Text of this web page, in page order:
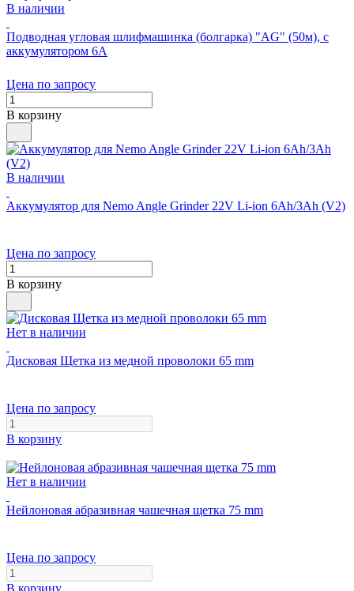
В наличии
Подводная угловая шлифмашинка (болгарка) "AG" (50м), с
аккумулятором 6А
Цена по запросу
В корзину
В наличии
Аккумулятор для Nemo Angle Grinder 22V Li-ion 6Ah/3Ah (V2)
Цена по запросу
В корзину
Нет в наличии
Дисковая Щетка из медной проволоки 65 mm
Цена по запросу
В корзину
Нет в наличии
Нейлоновая абразивная чашечная щетка 75 mm
Цена по запросу
В корзину